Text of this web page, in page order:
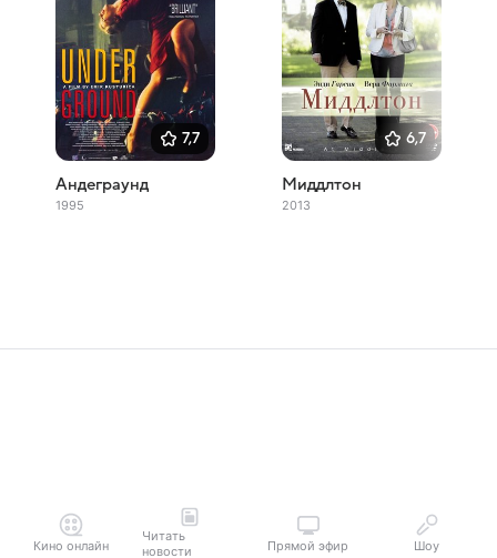
7,7
Андеграунд
1995
6,7
Миддлтон
2013
Кино онлайн
Читать
новости
Прямой эфир Шоу